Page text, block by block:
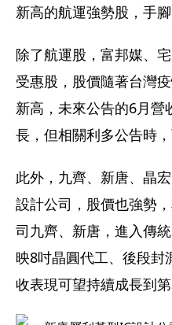
新高的航運強勢股，手腳
除了航運股，富邦媒、
受惠股，股價隨著台灣
新高，未來公告的6月
長，但相關利多公告時
此外，九齊、新唐、晶
設計公司，股價也強勢
司九齊、新唐，進入傳
映8吋晶圓代工、後段封
收表現可望持續成長到第